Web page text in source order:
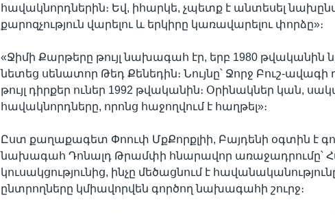
հավակնորդներին։ Եվ, իհարկե, չպետք է անտեսել
քարոզչություն վարելու և երկիրը կառավարելու փորձը»։
«Ջիմի Քարթերը թույլ նախագահ էր, երբ 1980
նետեց սենատոր Թեդ Քենեդին։ Նույնը՝ Ջորջ Բուշ-ավագի
թույլ դիրքեր ուներ 1992 թվականին։ Օրինակներ կան,
հավակնորդները, որոնց հաջողվում է հաղթել»։
Ըստ քաղաքագետ Փոուփ ՄքՔորքլիի, Բայդենի օգտին է
նախագահ Դոնալդ Թրամփի հնարավոր
կուսակցությունից, ինչը մեծացնում է
ընտրողները կմիավորվեն գործող նախագահի շուրջ։